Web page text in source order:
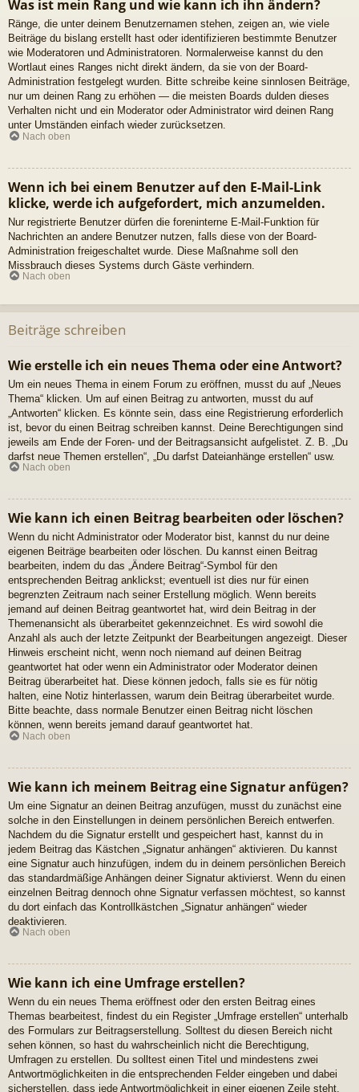
Was ist mein Rang und wie kann ich ihn ändern?
Ränge, die unter deinem Benutzernamen stehen, zeigen an, wie viele
Beiträge du bislang erstellt hast oder identifizieren bestimmte Benutzer
wie Moderatoren und Administratoren. Normalerweise kannst du den
Wortlaut eines Ranges nicht direkt ändern, da sie von der Board-
Administration festgelegt wurden. Bitte schreibe keine sinnlosen Beiträge,
nur um deinen Rang zu erhöhen — die meisten Boards dulden dieses
Verhalten nicht und ein Moderator oder Administrator wird deinen Rang
unter Umständen einfach wieder zurücksetzen.
Nach oben
Wenn ich bei einem Benutzer auf den E-Mail-Link
klicke, werde ich aufgefordert, mich anzumelden.
Nur registrierte Benutzer dürfen die foreninterne E-Mail-Funktion für
Nachrichten an andere Benutzer nutzen, falls diese von der Board-
Administration freigeschaltet wurde. Diese Maßnahme soll den
Missbrauch dieses Systems durch Gäste verhindern.
Nach oben
Beiträge schreiben
Wie erstelle ich ein neues Thema oder eine Antwort?
Um ein neues Thema in einem Forum zu eröffnen, musst du auf „Neues
Thema“ klicken. Um auf einen Beitrag zu antworten, musst du auf
„Antworten“ klicken. Es könnte sein, dass eine Registrierung erforderlich
ist, bevor du einen Beitrag schreiben kannst. Deine Berechtigungen sind
jeweils am Ende der Foren- und der Beitragsansicht aufgelistet. Z. B. „Du
darfst neue Themen erstellen“, „Du darfst Dateianhänge erstellen“ usw.
Nach oben
Wie kann ich einen Beitrag bearbeiten oder löschen?
Wenn du nicht Administrator oder Moderator bist, kannst du nur deine
eigenen Beiträge bearbeiten oder löschen. Du kannst einen Beitrag
bearbeiten, indem du das „Ändere Beitrag“-Symbol für den
entsprechenden Beitrag anklickst; eventuell ist dies nur für einen
begrenzten Zeitraum nach seiner Erstellung möglich. Wenn bereits
jemand auf deinen Beitrag geantwortet hat, wird dein Beitrag in der
Themenansicht als überarbeitet gekennzeichnet. Es wird sowohl die
Anzahl als auch der letzte Zeitpunkt der Bearbeitungen angezeigt. Dieser
Hinweis erscheint nicht, wenn noch niemand auf deinen Beitrag
geantwortet hat oder wenn ein Administrator oder Moderator deinen
Beitrag überarbeitet hat. Diese können jedoch, falls sie es für nötig
halten, eine Notiz hinterlassen, warum dein Beitrag überarbeitet wurde.
Bitte beachte, dass normale Benutzer einen Beitrag nicht löschen
können, wenn bereits jemand darauf geantwortet hat.
Nach oben
Wie kann ich meinem Beitrag eine Signatur anfügen?
Um eine Signatur an deinen Beitrag anzufügen, musst du zunächst eine
solche in den Einstellungen in deinem persönlichen Bereich entwerfen.
Nachdem du die Signatur erstellt und gespeichert hast, kannst du in
jedem Beitrag das Kästchen „Signatur anhängen“ aktivieren. Du kannst
eine Signatur auch hinzufügen, indem du in deinem persönlichen Bereich
das standardmäßige Anhängen deiner Signatur aktivierst. Wenn du einen
einzelnen Beitrag dennoch ohne Signatur verfassen möchtest, so kannst
du dort einfach das Kontrollkästchen „Signatur anhängen“ wieder
deaktivieren.
Nach oben
Wie kann ich eine Umfrage erstellen?
Wenn du ein neues Thema eröffnest oder den ersten Beitrag eines
Themas bearbeitest, findest du ein Register „Umfrage erstellen“ unterhalb
des Formulars zur Beitragserstellung. Solltest du diesen Bereich nicht
sehen können, so hast du wahrscheinlich nicht die Berechtigung,
Umfragen zu erstellen. Du solltest einen Titel und mindestens zwei
Antwortmöglichkeiten in die entsprechenden Felder eingeben und dabei
sicherstellen, dass jede Antwortmöglichkeit in einer eigenen Zeile steht.